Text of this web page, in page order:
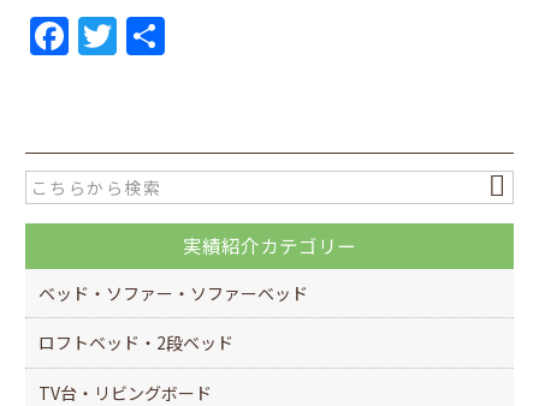
F
a
e
b
o
o
k
T
w
er
実績紹介カテゴリー
ベッド・ソファー・ソファーベッド
ロフトベッド・2段ベッド
TV台・リビングボード